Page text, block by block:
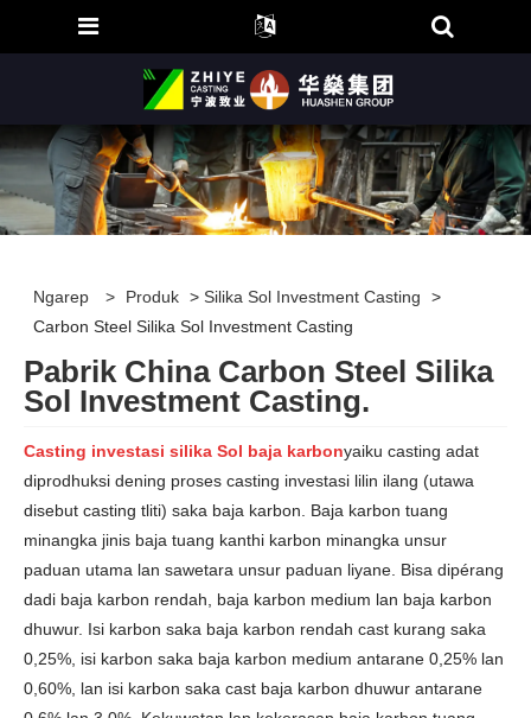
Ngarep > Produk >Silika Sol Investment Casting
>
Carbon Steel Silika Sol Investment Casting
Pabrik China Carbon Steel Silika
Sol Investment Casting.
Casting investasi silika Sol baja karbonyaiku casting adat
diprodhuksi dening proses casting investasi lilin ilang (utawa
disebut casting tliti) saka baja karbon. Baja karbon tuang
minangka jinis baja tuang kanthi karbon minangka unsur
paduan utama lan sawetara unsur paduan liyane. Bisa dipérang
dadi baja karbon rendah, baja karbon medium lan baja karbon
dhuwur. Isi karbon saka baja karbon rendah cast kurang saka
0,25%, isi karbon saka baja karbon medium antarane 0,25% lan
0,60%, lan isi karbon saka cast baja karbon dhuwur antarane